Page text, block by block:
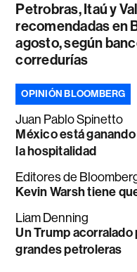
Petrobras, Itaú y
recomendadas en
agosto, según
corredurías
OPINIÓN BLOOMBERG
Juan Pablo Spinetto
México está
la hospitalidad
Editores de
Kevin Warsh tiene
Liam Denning
Un Trump
grandes petroleras